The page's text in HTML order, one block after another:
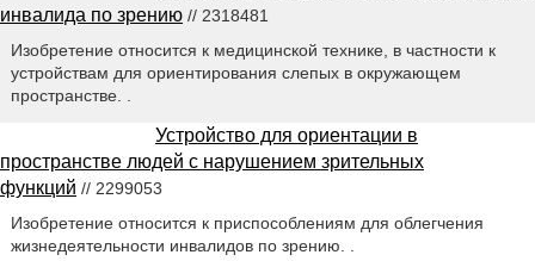
инвалида по зрению // 2318481
Изобретение относится к медицинской технике, в частности к
устройствам для ориентирования слепых в окружающем
пространстве. .
Устройство для ориентации в
пространстве людей с нарушением зрительных
функций // 2299053
Изобретение относится к приспособлениям для облегчения
жизнедеятельности инвалидов по зрению. .